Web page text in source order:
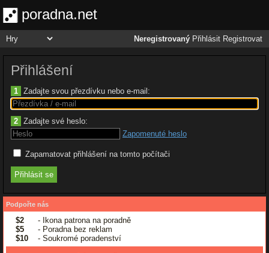
poradna.net
Neregistrovaný Přihlásit Registrovat
Přihlášení
1 Zadajte svou přezdívku nebo e-mail:
2 Zadajte své heslo:
Zapomenuté heslo
Zapamatovat přihlášení na tomto počítači
Podpořte nás
$2
- Ikona patrona na poradně
$5
- Poradna bez reklam
$10
- Soukromé poradenství